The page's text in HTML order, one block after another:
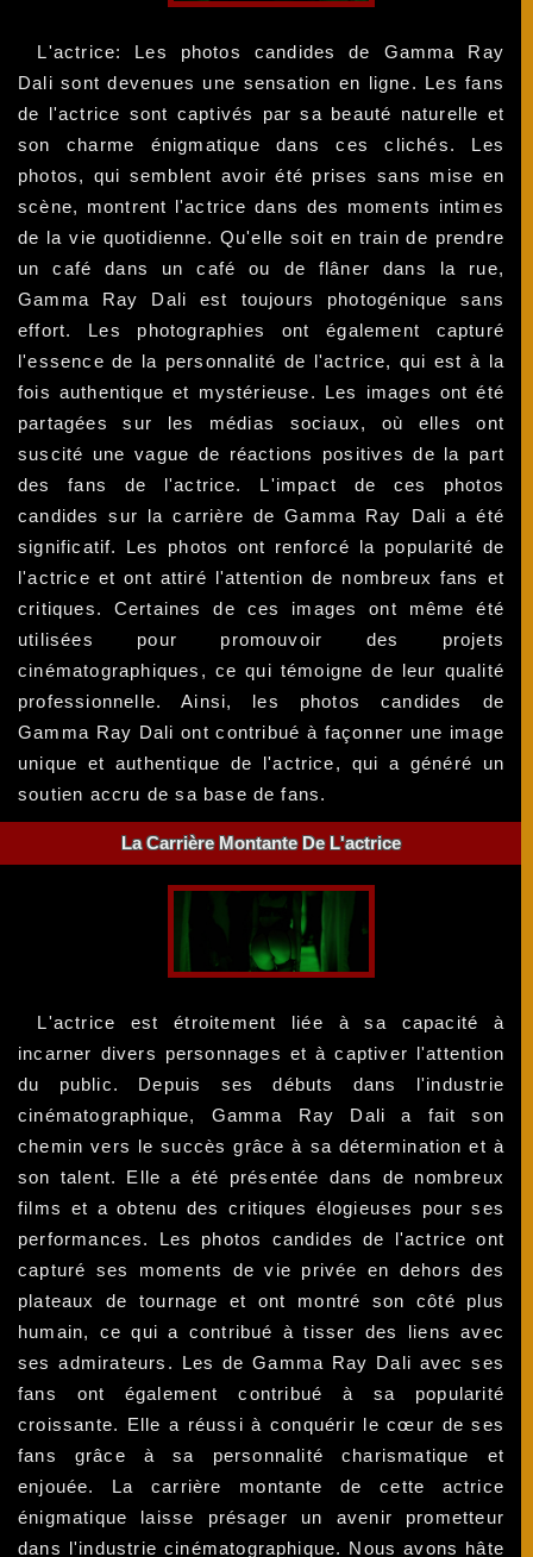
L'actrice: Les photos candides de Gamma Ray
Dali sont devenues une sensation en ligne. Les fans
de l'actrice sont captivés par sa beauté naturelle et
son charme énigmatique dans ces clichés. Les
photos, qui semblent avoir été prises sans mise en
scène, montrent l'actrice dans des moments intimes
de la vie quotidienne. Qu'elle soit en train de prendre
un café dans un café ou de flâner dans la rue,
Gamma Ray Dali est toujours photogénique sans
effort. Les photographies ont également capturé
l'essence de la personnalité de l'actrice, qui est à la
fois authentique et mystérieuse. Les images ont été
partagées sur les médias sociaux, où elles ont
suscité une vague de réactions positives de la part
des fans de l'actrice. L'impact de ces photos
candides sur la carrière de Gamma Ray Dali a été
significatif. Les photos ont renforcé la popularité de
l'actrice et ont attiré l'attention de nombreux fans et
critiques. Certaines de ces images ont même été
utilisées pour promouvoir des projets
cinématographiques, ce qui témoigne de leur qualité
professionnelle. Ainsi, les photos candides de
Gamma Ray Dali ont contribué à façonner une image
unique et authentique de l'actrice, qui a généré un
soutien accru de sa base de fans.
La Carrière Montante De L'actrice
L'actrice est étroitement liée à sa capacité à
incarner divers personnages et à captiver l'attention
du public. Depuis ses débuts dans l'industrie
cinématographique, Gamma Ray Dali a fait son
chemin vers le succès grâce à sa détermination et à
son talent. Elle a été présentée dans de nombreux
films et a obtenu des critiques élogieuses pour ses
performances. Les photos candides de l'actrice ont
capturé ses moments de vie privée en dehors des
plateaux de tournage et ont montré son côté plus
humain, ce qui a contribué à tisser des liens avec
ses admirateurs. Les de Gamma Ray Dali avec ses
fans ont également contribué à sa popularité
croissante. Elle a réussi à conquérir le cœur de ses
fans grâce à sa personnalité charismatique et
enjouée. La carrière montante de cette actrice
énigmatique laisse présager un avenir prometteur
dans l'industrie cinématographique. Nous avons hâte